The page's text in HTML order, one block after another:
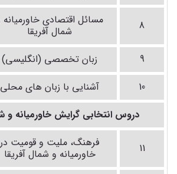
8
مسائل اقتصادی خاورمیانه
شمال آفریقا
9 زبان تخصصی (انگلیسی)
10
آشنایی با زبان های محلی
دروس انتخابی گرایش خاورمیانه و
11
فرهنگ، ملیت و قومیت در
خاورمیانه و شمال آفریقا